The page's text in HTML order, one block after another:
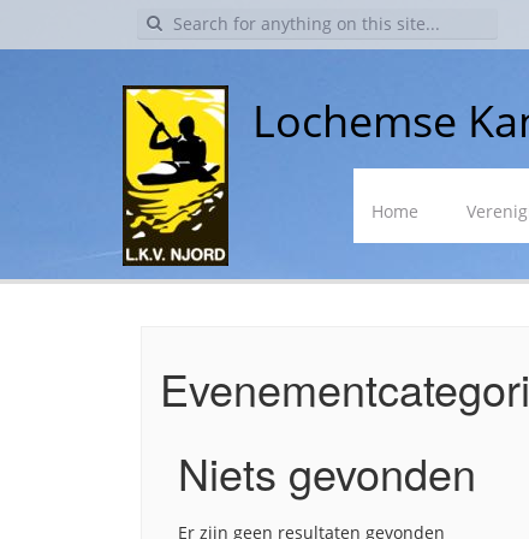
Search
Lochemse
Skip
Home
Niets gevonden
Er zijn geen resultaten gevonden